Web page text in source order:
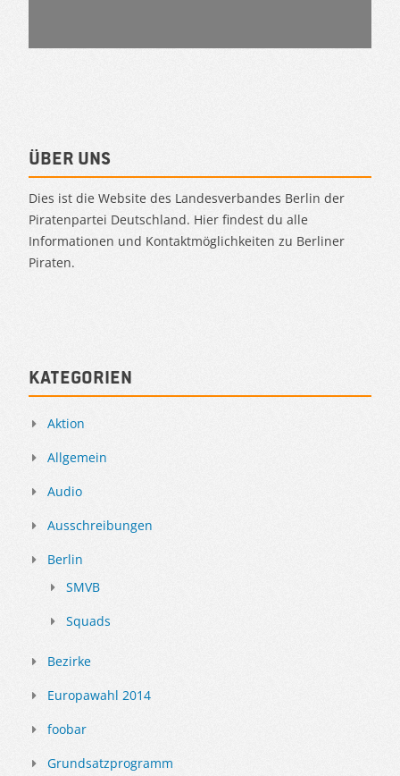
Über uns
Dies ist die Website des Landesverbandes Berlin der
Piratenpartei Deutschland. Hier findest du alle
Informationen und Kontaktmöglichkeiten zu Berliner
Piraten.
Kategorien
Aktion
Allgemein
Audio
Ausschreibungen
Berlin
SMVB
Squads
Bezirke
Europawahl 2014
foobar
Grundsatzprogramm